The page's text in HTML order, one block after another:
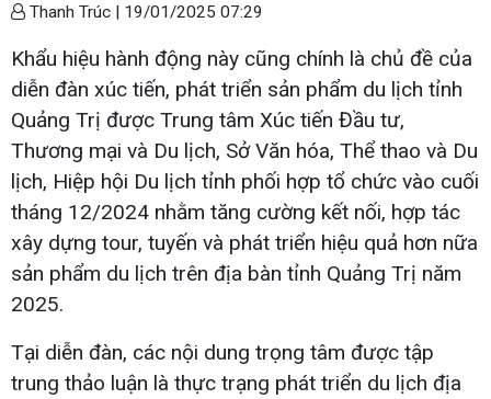
Thanh Trúc | 19/01/2025 07:29
Khẩu hiệu hành động này cũng chính là chủ đề của
diễn đàn xúc tiến, phát triển sản phẩm du lịch tỉnh
Quảng Trị được Trung tâm Xúc tiến Đầu tư,
Thương mại và Du lịch, Sở Văn hóa, Thể thao và Du
lịch, Hiệp hội Du lịch tỉnh phối hợp tổ chức vào cuối
tháng 12/2024 nhằm tăng cường kết nối, hợp tác
xây dựng tour, tuyến và phát triển hiệu quả hơn nữa
sản phẩm du lịch trên địa bàn tỉnh Quảng Trị năm
2025.
Tại diễn đàn, các nội dung trọng tâm được tập
trung thảo luận là thực trạng phát triển du lịch địa